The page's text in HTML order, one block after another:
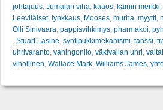
johtajuus Jumalan viha kaaos kainin merkki
Leeviläiset, lynkkaus Mooses murha myytti
Olli Sinivaara pappisvihkimys pharmakoi
Stuart Lasine syntipukkimekanismi tanssi
uhrivaranto vahingonilo väkivallan uhri
vihollinen Wallace Mark Williams James